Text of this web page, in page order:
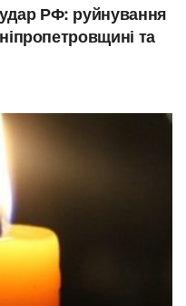
РФ: руйнування
та